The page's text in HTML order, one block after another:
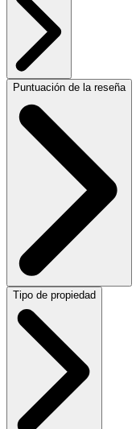
Puntuación de la reseña
Tipo de propiedad